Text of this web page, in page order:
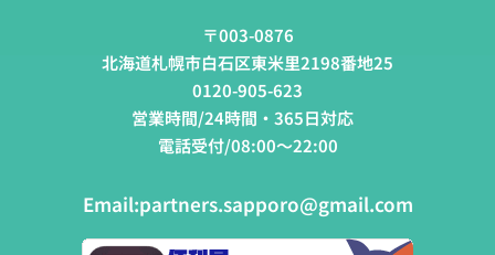
〒003-0876
北海道札幌市白石区東米里2198番地25
0120-905-623
営業時間/24時間・365日対応
電話受付/08:00～22:00
Email:partners.sapporo@gmail.com